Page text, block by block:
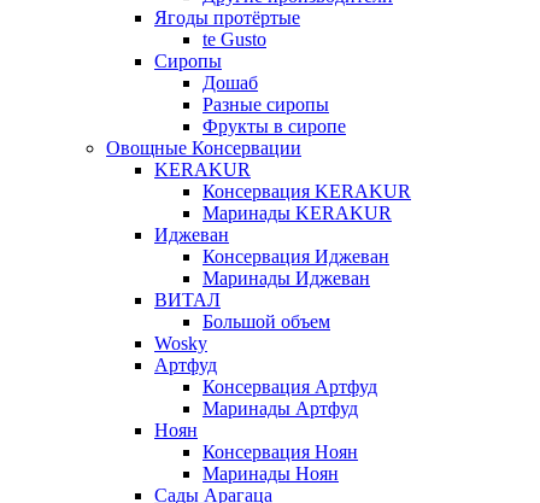
Ягоды протёртые
te Gusto
Сиропы
Дошаб
Разные сиропы
Фрукты в сиропе
Овощные Консервации
KERAKUR
Консервация KERAKUR
Маринады KERAKUR
Иджеван
Консервация Иджеван
Маринады Иджеван
ВИТАЛ
Большой объем
Wosky
Артфуд
Консервация Артфуд
Маринады Артфуд
Ноян
Консервация Ноян
Маринады Ноян
Сады Арагаца